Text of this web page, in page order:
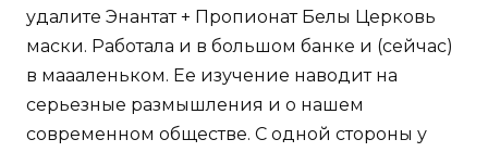
удалите Энантат + Пропионат Белы Церковь
маски. Работала и в большом банке и (сейчас)
в маааленьком. Ее изучение наводит на
серьезные размышления и о нашем
современном обществе. С одной стороны у